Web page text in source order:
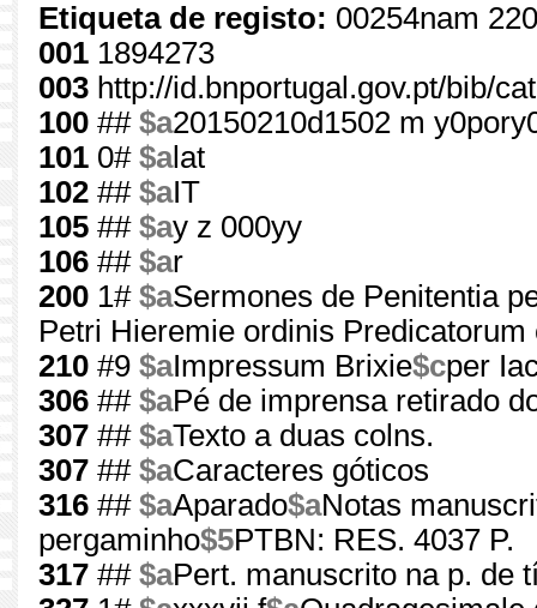
Etiqueta de registo: 00254nam
001 1894273
003 http://id.bnportugal.gov.pt/bib/
100 ## $a20150210d1502 m
101 0# $alat
102 ## $aIT
105 ## $ay z 000yy
106 ## $ar
200 1# $aSermones de Penitentia
Petri Hieremie ordinis
210 #9 $aImpressum Brixie$cper
306 ## $aPé de imprensa retirado
307 ## $aTexto a duas colns.
307 ## $aCaracteres góticos
316 ## $aAparado$aNotas
pergaminho$5PTBN: RES. 4037 P.
317 ## $aPert. manuscrito na p. de